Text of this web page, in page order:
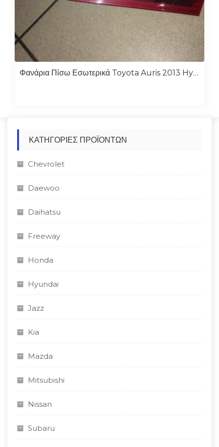
Φανάρια Πίσω Εσωτερικά Toyota Auris 2013 Hybrid
ΚΑΤΗΓΟΡΊΕΣ ΠΡΟΪΌΝΤΩΝ
Chevrolet
Daewoo
Daihatsu
Freeway
Honda
Hyundai
Jazz
Kia
Mazda
Mitsubishi
Nissan
Subaru